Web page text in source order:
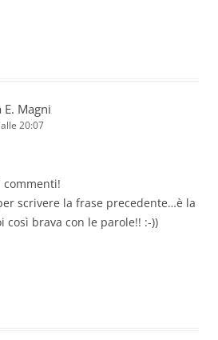
E. Magni
20:07
scrivere la frase precedente…è la
così brava con le parole!! :-))